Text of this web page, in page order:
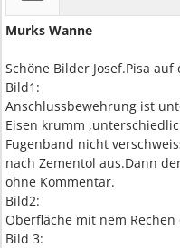
Murks Wanne
Schöne Bilder Josef.Pisa
Bild1:
Anschlussbewehrung ist
Eisen krumm
Fugenband nicht
nach Zementol aus.Dann
ohne Kommentar.
Bild2:
Oberfläche mit nem
Bild 3: